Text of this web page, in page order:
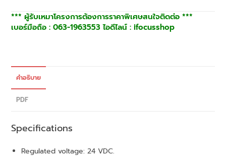
*** ผู้รับเหมาโครงการต้องการราคาพิเศษสนใจติดต่อ ***
เบอร์มือถือ : 063-1963553 ไอดีไลน์ : ifocusshop
คำอธิบาย
PDF
Specifications
Regulated voltage: 24 VDC.